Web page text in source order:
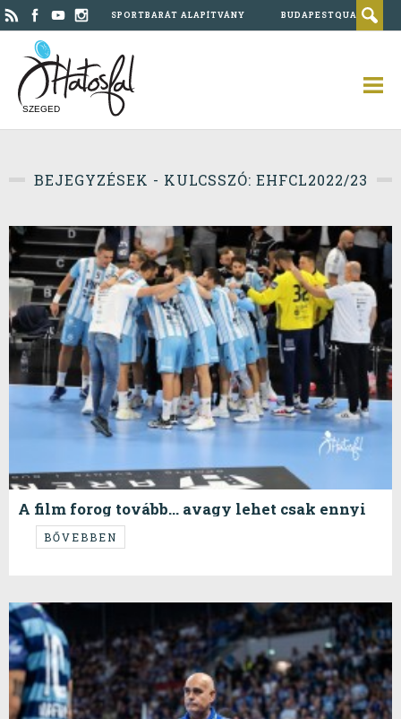
SPORTBARÁT ALAPÍTVÁNY BUDAPESTQUAD
SZEGED
BEJEGYZÉSEK - KULCSSZÓ: EHFCL2022/23
A film forog tovább… avagy lehet csak ennyi
van a csapatban?
BŐVEBBEN